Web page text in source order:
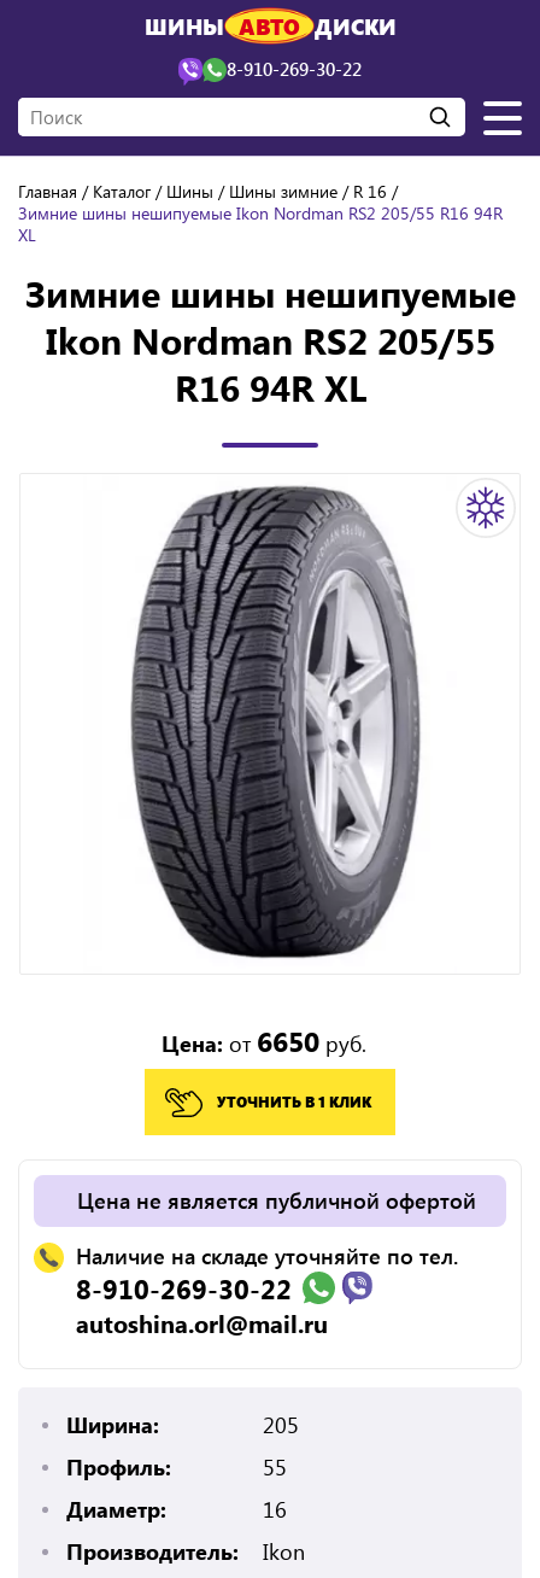
ШИНЫ АВТО ДИСКИ
8-910-269-30-22
Главная Каталог Шины Шины зимние
R 16
Зимние шины нешипуемые Ikon Nordman RS2 205/55 R16 94R
XL
Зимние шины нешипуемые
Ikon Nordman RS2 205/55
R16 94R XL
Цена: от 6650 руб.
УТОЧНИТЬ В 1 КЛИК
Цена не является публичной офертой
Наличие на складе уточняйте по тел.
8-910-269-30-22
autoshina.orl@mail.ru
Ширина:
205
Профиль:
55
Диаметр:
16
Производитель:
Ikon